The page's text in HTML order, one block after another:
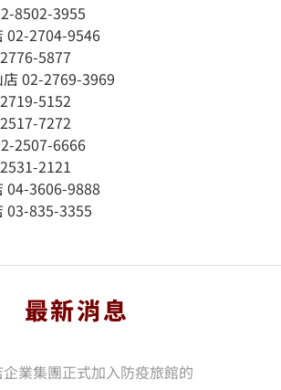
8502-3955
02-2704-9546
5877
02-2769-3969
5152
7272
2507-6666
2121
04-3606-9888
03-835-3355
最新消息
業集團正式加入防疫旅館的